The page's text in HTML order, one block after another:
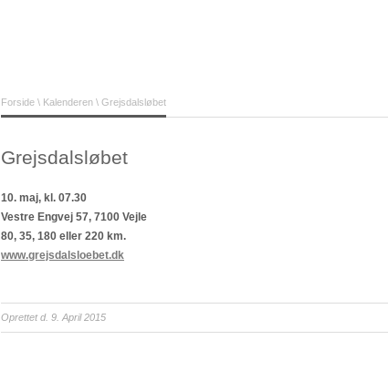
Forside \ Kalenderen \ Grejsdalsløbet
Grejsdalsløbet
10. maj, kl. 07.30
Vestre Engvej 57, 7100 Vejle
80, 35, 180 eller 220 km.
www.grejsdalsloebet.dk
Oprettet d. 9. April 2015